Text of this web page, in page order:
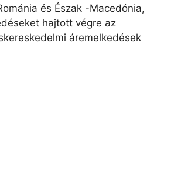
és Észak -Macedónia,
hajtott végre az
áremelkedések